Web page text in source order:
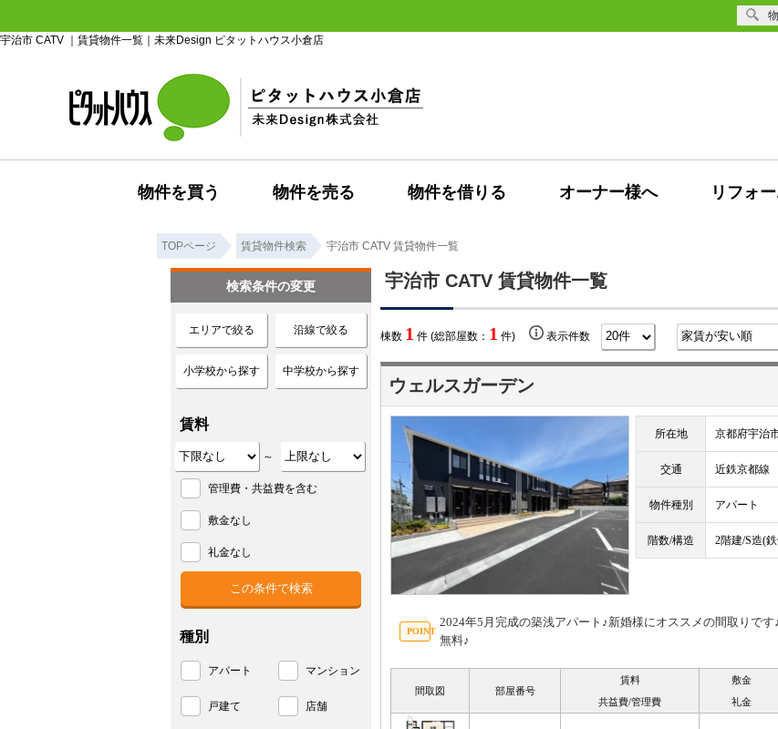
宇治市 CATV ｜賃貸物件一覧｜未来Design ピタットハウス小倉店
物件を買う 物件を売る 物件を借りる オーナー様へ リフォ
TOPページ 賃貸物件検索 宇治市 CATV 賃貸物件一覧
宇治市 CATV 賃貸物件一覧
棟数 1 件 (総部屋数： 1 件) 表示件数
ウェルスガーデン
所在地 京都府宇治
交通 近鉄京都線
物件種別 アパート
階数/構造 2階建/S造(
2024年5月完成の築浅アパート♪新婚様にオススメの間取りで
無料♪
間取図 部屋番号
賃料
共益費/管理費
敷金
礼金
検索条件の変更
エリアで絞る 沿線で絞る
小学校から探す 中学校から探す
賃料
～
管理費・共益費を含む
敷金なし
礼金なし
種別
アパート マンション
戸建て 店舗